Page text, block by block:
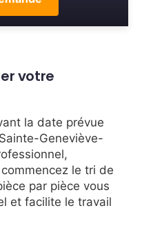
votre
la date prévue
Geneviève-
le tri de
par pièce vous
et facilite le travail